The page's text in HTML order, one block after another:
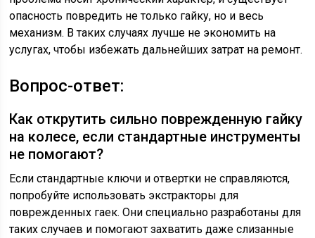
опасность повредить не только гайку, но и весь
механизм. В таких случаях лучше не экономить на
услугах, чтобы избежать дальнейших затрат на ремонт.
Вопрос-ответ:
Как открутить сильно поврежденную гайку
на колесе, если стандартные инструменты
не помогают?
Если стандартные ключи и отвертки не справляются,
попробуйте использовать экстракторы для
поврежденных гаек. Они специально разработаны для
таких случаев и помогают захватить даже слизанные